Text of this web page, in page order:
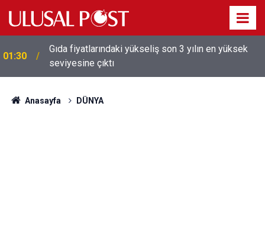
01:26
Galatasaray'dan sekiz kişi hakkında savcılığa suç
duyurusu
Anasayfa DÜNYA